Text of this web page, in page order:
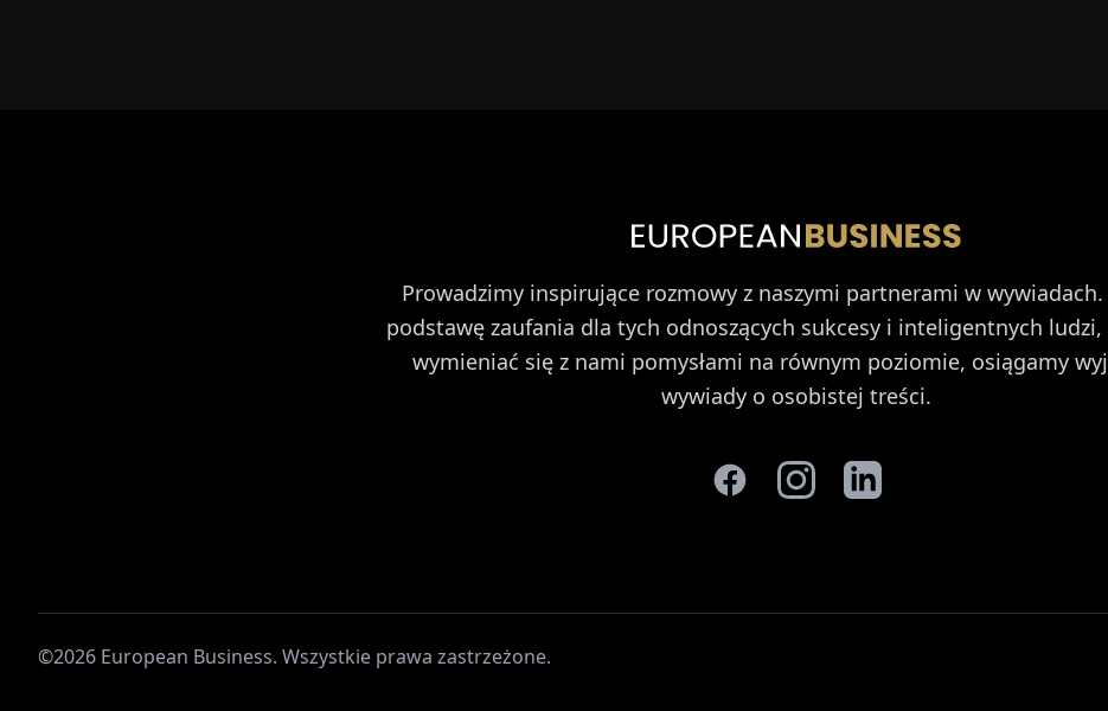
Prowadzimy inspirujące rozmowy z naszymi partnerami w wywiadach.
podstawę zaufania dla tych odnoszących sukcesy i inteligentnych
wymieniać się z nami pomysłami na równym poziomie, osiągamy
wywiady o osobistej treści.
©2026 European Business. Wszystkie prawa zastrzeżone.